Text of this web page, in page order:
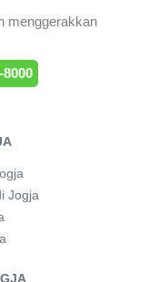
menggerakkan
8000
Jogja